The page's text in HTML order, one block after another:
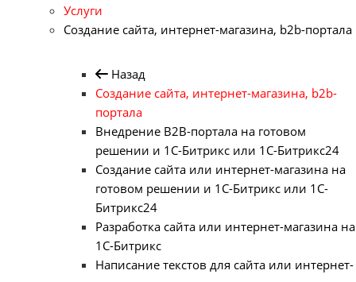
Услуги
Создание сайта, интернет-магазина, b2b-портала
Назад
Создание сайта, интернет-магазина, b2b-
портала
Внедрение B2B-портала на готовом
решении и 1С-Битрикс или 1С-Битрикс24
Создание сайта или интернет-магазина на
готовом решении и 1С-Битрикс или 1С-
Битрикс24
Разработка сайта или интернет-магазина на
1С-Битрикс
Написание текстов для сайта или интернет-